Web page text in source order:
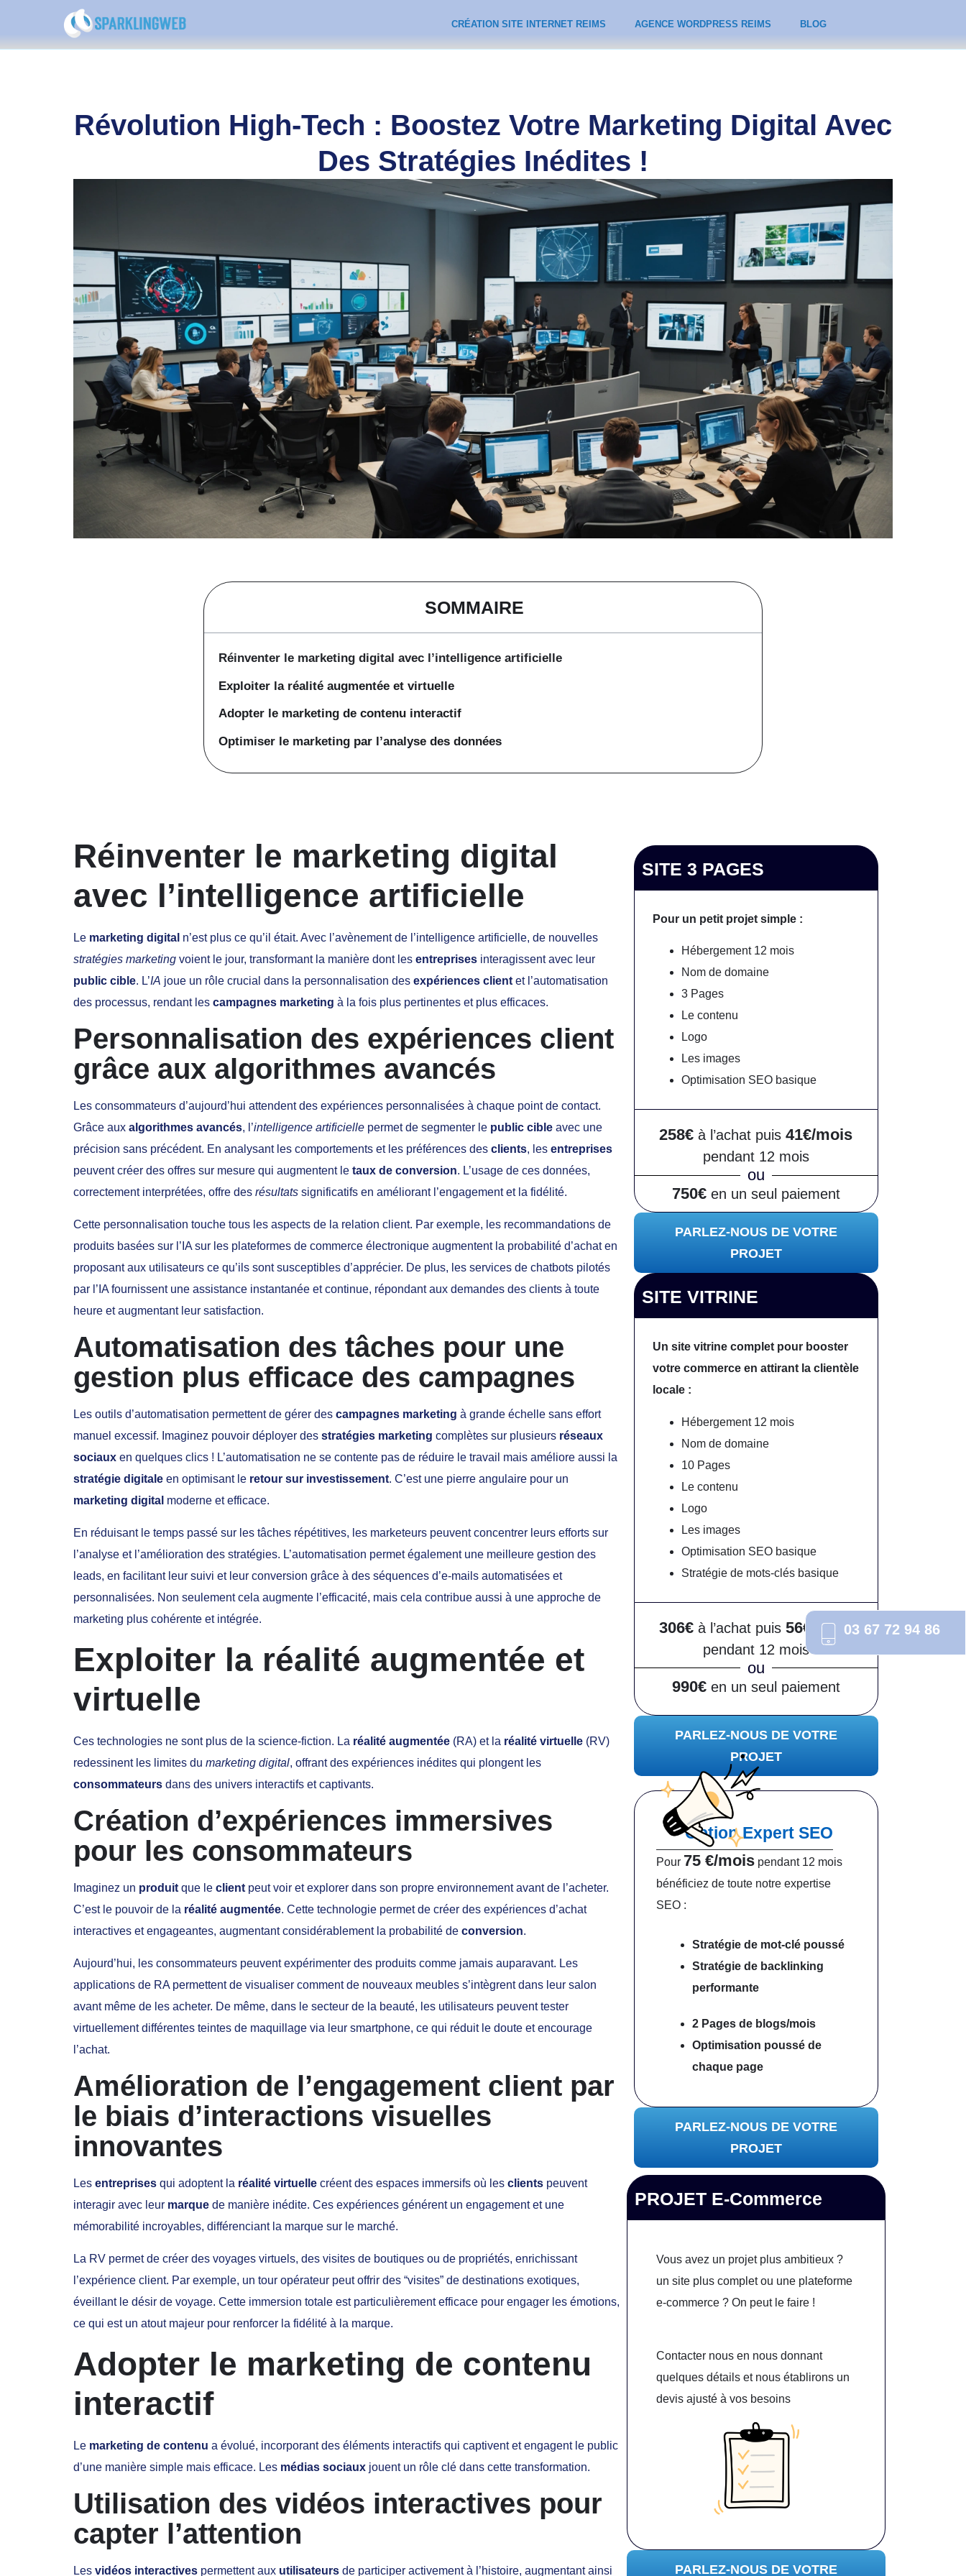
CRÉATION SITE INTERNET REIMS AGENCE WORDPRESS REIMS BLOG
Révolution High-Tech : Boostez Votre Marketing Digital Avec
Des Stratégies Inédites !
SOMMAIRE
Réinventer le marketing digital avec l’intelligence artificielle
Exploiter la réalité augmentée et virtuelle
Adopter le marketing de contenu interactif
Optimiser le marketing par l’analyse des données
Réinventer le marketing digital
avec l’intelligence artificielle
Le marketing digital n’est plus ce qu’il était. Avec l’avènement de l’intelligence artificielle, de nouvelles
stratégies marketing voient le jour, transformant la manière dont les entreprises interagissent avec leur
public cible. L’IA joue un rôle crucial dans la personnalisation des expériences client et l’automatisation
des processus, rendant les campagnes marketing à la fois plus pertinentes et plus efficaces.
Personnalisation des expériences client
grâce aux algorithmes avancés
Les consommateurs d’aujourd’hui attendent des expériences personnalisées à chaque point de contact.
Grâce aux algorithmes avancés, l’intelligence artificielle permet de segmenter le public cible avec une
précision sans précédent. En analysant les comportements et les préférences des clients, les entreprises
peuvent créer des offres sur mesure qui augmentent le taux de conversion. L’usage de ces données,
correctement interprétées, offre des résultats significatifs en améliorant l’engagement et la fidélité.
Cette personnalisation touche tous les aspects de la relation client. Par exemple, les recommandations de
produits basées sur l’IA sur les plateformes de commerce électronique augmentent la probabilité d’achat en
proposant aux utilisateurs ce qu’ils sont susceptibles d’apprécier. De plus, les services de chatbots pilotés
par l’IA fournissent une assistance instantanée et continue, répondant aux demandes des clients à toute
heure et augmentant leur satisfaction.
Automatisation des tâches pour une
gestion plus efficace des campagnes
Les outils d’automatisation permettent de gérer des campagnes marketing à grande échelle sans effort
manuel excessif. Imaginez pouvoir déployer des stratégies marketing complètes sur plusieurs réseaux
sociaux en quelques clics ! L’automatisation ne se contente pas de réduire le travail mais améliore aussi la
stratégie digitale en optimisant le retour sur investissement. C’est une pierre angulaire pour un
marketing digital moderne et efficace.
En réduisant le temps passé sur les tâches répétitives, les marketeurs peuvent concentrer leurs efforts sur
l’analyse et l’amélioration des stratégies. L’automatisation permet également une meilleure gestion des
leads, en facilitant leur suivi et leur conversion grâce à des séquences d’e-mails automatisées et
personnalisées. Non seulement cela augmente l’efficacité, mais cela contribue aussi à une approche de
marketing plus cohérente et intégrée.
Exploiter la réalité augmentée et
virtuelle
Ces technologies ne sont plus de la science-fiction. La réalité augmentée (RA) et la réalité virtuelle (RV)
redessinent les limites du marketing digital, offrant des expériences inédites qui plongent les
consommateurs dans des univers interactifs et captivants.
Création d’expériences immersives
pour les consommateurs
Imaginez un produit que le client peut voir et explorer dans son propre environnement avant de l’acheter.
C’est le pouvoir de la réalité augmentée. Cette technologie permet de créer des expériences d’achat
interactives et engageantes, augmentant considérablement la probabilité de conversion.
Aujourd’hui, les consommateurs peuvent expérimenter des produits comme jamais auparavant. Les
applications de RA permettent de visualiser comment de nouveaux meubles s’intègrent dans leur salon
avant même de les acheter. De même, dans le secteur de la beauté, les utilisateurs peuvent tester
virtuellement différentes teintes de maquillage via leur smartphone, ce qui réduit le doute et encourage
l’achat.
Amélioration de l’engagement client par
le biais d’interactions visuelles
innovantes
Les entreprises qui adoptent la réalité virtuelle créent des espaces immersifs où les clients peuvent
interagir avec leur marque de manière inédite. Ces expériences générent un engagement et une
mémorabilité incroyables, différenciant la marque sur le marché.
La RV permet de créer des voyages virtuels, des visites de boutiques ou de propriétés, enrichissant
l’expérience client. Par exemple, un tour opérateur peut offrir des “visites” de destinations exotiques,
éveillant le désir de voyage. Cette immersion totale est particulièrement efficace pour engager les émotions,
ce qui est un atout majeur pour renforcer la fidélité à la marque.
Adopter le marketing de contenu
interactif
Le marketing de contenu a évolué, incorporant des éléments interactifs qui captivent et engagent le public
d’une manière simple mais efficace. Les médias sociaux jouent un rôle clé dans cette transformation.
Utilisation des vidéos interactives pour
capter l’attention
Les vidéos interactives permettent aux utilisateurs de participer activement à l’histoire, augmentant ainsi
SITE 3 PAGES
Pour un petit projet simple :
Hébergement 12 mois
Nom de domaine
3 Pages
Le contenu
Logo
Les images
Optimisation SEO basique
258€à l’achat puis41€/mois
pendant 12 mois
ou
750€en un seul paiement
PARLEZ-NOUS DE VOTRE
PROJET
SITE VITRINE
Un site vitrine complet pour booster
votre commerce en attirant la clientèle
locale :
Hébergement 12 mois
Nom de domaine
10 Pages
Le contenu
Logo
Les images
Optimisation SEO basique
Stratégie de mots-clés basique
306€à l’achat puis56€/mois
pendant 12 mois
ou
990€en un seul paiement
PARLEZ-NOUS DE VOTRE
PROJET
Option Expert SEO
Pour 75 €/moispendant 12 mois
bénéficiez de toute notre expertise
SEO :
Stratégie de mot-clé poussé
Stratégie de backlinking
performante
2 Pages de blogs/mois
Optimisation pousséde
chaque page
PARLEZ-NOUS DE VOTRE
PROJET
PROJET E-Commerce
Vous avez un projet plus ambitieux ?
un site plus complet ou une plateforme
e-commerce ? On peut le faire !
Contacter nous en nous donnant
quelques détails et nous établirons un
devis ajusté à vos besoins
PARLEZ-NOUS DE VOTRE
03 67 72 94 86